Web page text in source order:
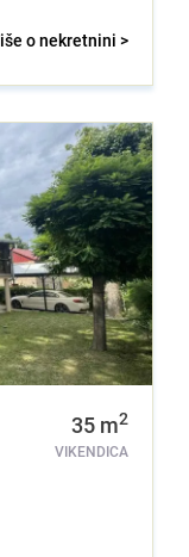
o nekretnini >
35 m2
VIKENDICA